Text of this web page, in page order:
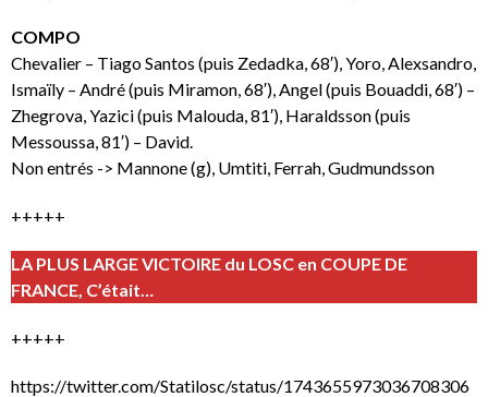
COMPO
Chevalier – Tiago Santos (puis Zedadka, 68′), Yoro, Alexsandro,
Ismaïly – André (puis Miramon, 68′), Angel (puis Bouaddi, 68′) –
Zhegrova, Yazici (puis Malouda, 81′), Haraldsson (puis
Messoussa, 81′) – David.
Non entrés -> Mannone (g), Umtiti, Ferrah, Gudmundsson
+++++
LA PLUS LARGE VICTOIRE du LOSC en COUPE DE
FRANCE, C’était…
+++++
https://twitter.com/Statilosc/status/1743655973036708306